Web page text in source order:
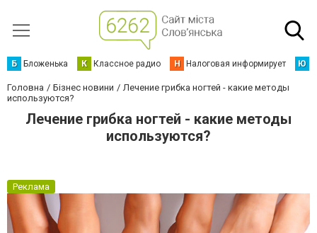
Б Бложенька К Классное радио Н Налоговая информирует Ю
Головна Бізнес новини
Лечение грибка ногтей - какие методы
используются?
Лечение грибка ногтей - какие методы
используются?
Реклама